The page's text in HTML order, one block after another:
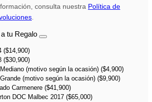
consulta nuestra Política de
tu Regalo
($14,900)
($30,900)
(motivo según la ocasión) ($4,900)
(motivo según la ocasión) ($9,900)
Carmenere ($41,900)
DOC Malbec 2017 ($65,000)